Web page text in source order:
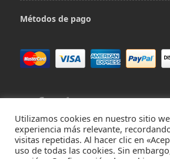
Métodos de pago
Contacta con nosotros en hola@virivee.es
Utilizamos cookies en nuestro sitio
experiencia más relevante,
visitas repetidas. Al hacer clic en
uso de todas las cookies. Sin